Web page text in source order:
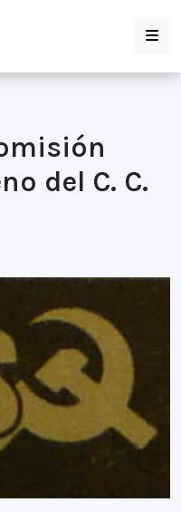
del C. C.